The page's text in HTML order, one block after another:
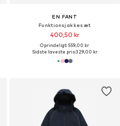
EN FANT
Funktionsjakkesæt
400,50 kr
Oprindeligt: 559,00 kr
Sidste laveste pris:329,00 kr